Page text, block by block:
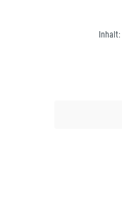
Inhalt: